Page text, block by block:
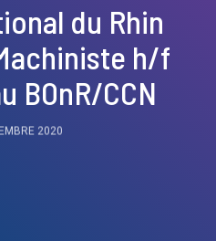
du Rhin
h/f
BOnR/CCN
2020